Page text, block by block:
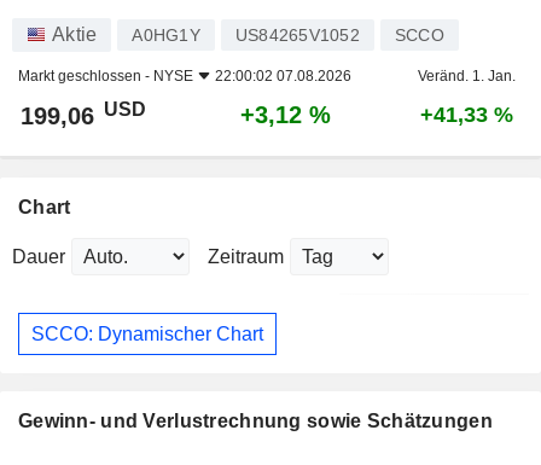
Aktie A0HG1Y US84265V1052 SCCO
Markt geschlossen - NYSE 22:00:02 07.08.2026 Veränd. 1. Jan.
199,06 USD +3,12 % +41,33 %
Chart
Dauer Zeitraum
SCCO: Dynamischer Chart
Gewinn- und Verlustrechnung sowie Schätzungen